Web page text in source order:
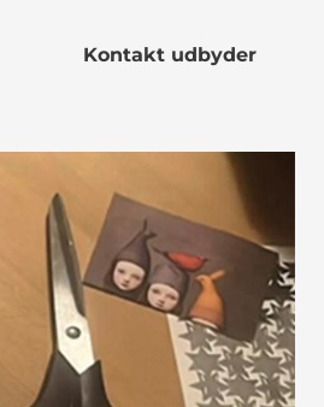
Kontakt udbyder